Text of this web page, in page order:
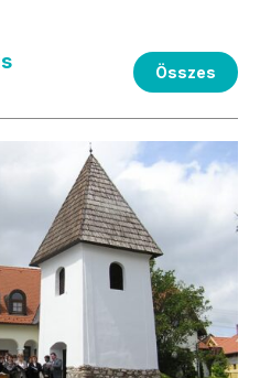
Összes